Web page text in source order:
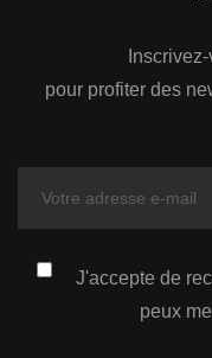
pour profiter des
J'accepte de
peux